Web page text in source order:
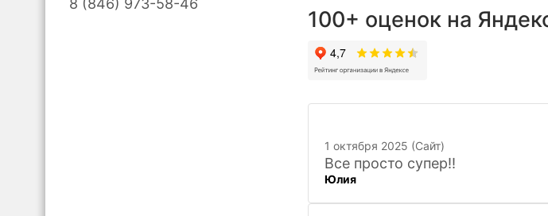
8 (846) 973-58-46
100+ оценок на
1 октября 2025 (Сайт)
Все просто супер!!
Юлия